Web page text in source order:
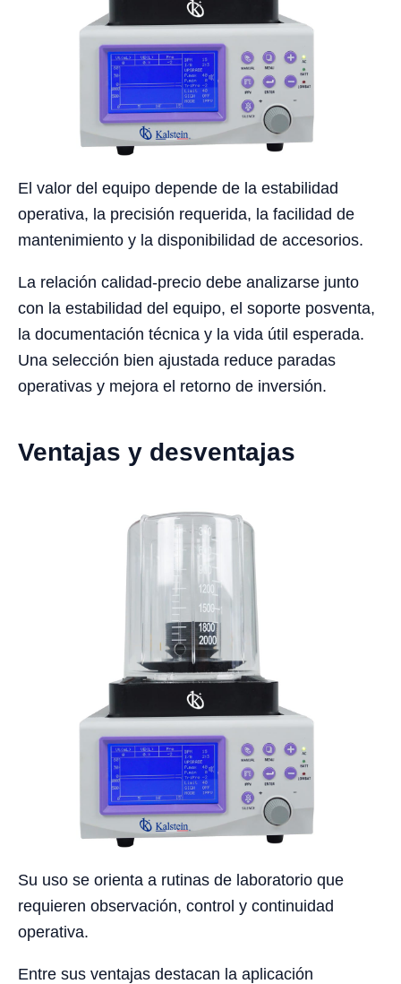
El valor del equipo depende de la estabilidad
operativa, la precisión requerida, la facilidad de
mantenimiento y la disponibilidad de accesorios.
La relación calidad-precio debe analizarse junto
con la estabilidad del equipo, el soporte posventa,
la documentación técnica y la vida útil esperada.
Una selección bien ajustada reduce paradas
operativas y mejora el retorno de inversión.
Ventajas y desventajas
Su uso se orienta a rutinas de laboratorio que
requieren observación, control y continuidad
operativa.
Entre sus ventajas destacan la aplicación